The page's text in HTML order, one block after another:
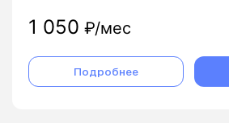
1 050 ₽/мес
Подробнее